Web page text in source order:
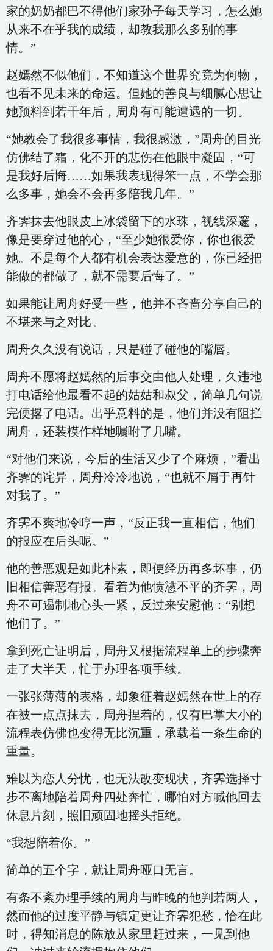
家的奶奶都巴不得他们家孙子每天学习，怎么她
从来不在乎我的成绩，却教我那么多别的事
情。”
赵嫣然不似他们，不知道这个世界究竟为何物，
也看不见未来的命运。但她的善良与细腻心思让
她预料到若干年后，周舟有可能遭遇的一切。
“她教会了我很多事情，我很感激，”周舟的目光
仿佛结了霜，化不开的悲伤在他眼中凝固，“可
是我好后悔……如果我表现得笨一点，不学会那
么多事，她会不会再多陪我几年。”
齐霁抹去他眼皮上冰袋留下的水珠，视线深邃，
像是要穿过他的心，“至少她很爱你，你也很爱
她。不是每个人都有机会表达爱意的，你已经把
能做的都做了，就不需要后悔了。”
如果能让周舟好受一些，他并不吝啬分享自己的
不堪来与之对比。
周舟久久没有说话，只是碰了碰他的嘴唇。
周舟不愿将赵嫣然的后事交由他人处理，久违地
打电话给他最看不起的姑姑和叔父，简单几句说
完便撂了电话。出乎意料的是，他们并没有阻拦
周舟，还装模作样地嘱咐了几嘴。
“对他们来说，今后的生活又少了个麻烦，”看出
齐霁的诧异，周舟冷冷地说，“也就不屑于再针
对我了。”
齐霁不爽地冷哼一声，“反正我一直相信，他们
的报应在后头呢。”
他的善恶观是如此朴素，即便经历再多坏事，仍
旧相信善恶有报。看着为他愤懑不平的齐霁，周
舟不可遏制地心头一紧，反过来安慰他：“别想
他们了。”
拿到死亡证明后，周舟又根据流程单上的步骤奔
走了大半天，忙于办理各项手续。
一张张薄薄的表格，却象征着赵嫣然在世上的存
在被一点点抹去，周舟捏着的，仅有巴掌大小的
流程表仿佛也变得无比沉重，承载着一条生命的
重量。
难以为恋人分忧，也无法改变现状，齐霁选择寸
步不离地陪着周舟四处奔忙，哪怕对方喊他回去
休息片刻，照旧顽固地摇头拒绝。
“我想陪着你。”
简单的五个字，就让周舟哑口无言。
有条不紊办理手续的周舟与昨晚的他判若两人，
然而他的过度平静与镇定更让齐霁犯愁，恰在此
时，得知消息的陈放从家里赶过来，一见到他